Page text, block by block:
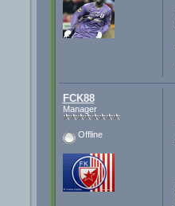
FCK88
Manager
Offline